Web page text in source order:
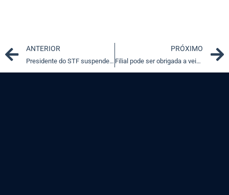
Prev
ANTERIOR
Presidente do STF suspende decisão que impedia reforma previdenciária de São Bernardo do Campo
PRÓXIMO
Filial pode ser obrigada a veicular contrapropaganda determinada